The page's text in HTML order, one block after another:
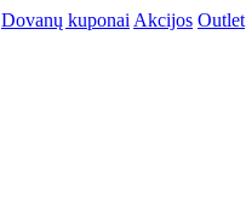
Dovanų kuponai Akcijos Outlet